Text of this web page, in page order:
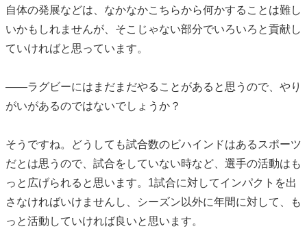
自体の発展などは、なかなかこちらから何かすることは難し
いかもしれませんが、そこじゃない部分でいろいろと貢献し
ていければと思っています。
――ラグビーにはまだまだやることがあると思うので、やり
がいがあるのではないでしょうか？
そうですね。どうしても試合数のビハインドはあるスポーツ
だとは思うので、試合をしていない時など、選手の活動はも
っと広げられると思います。1試合に対してインパクトを出
さなければいけませんし、シーズン以外に年間に対して、も
っと活動していければ良いと思います。